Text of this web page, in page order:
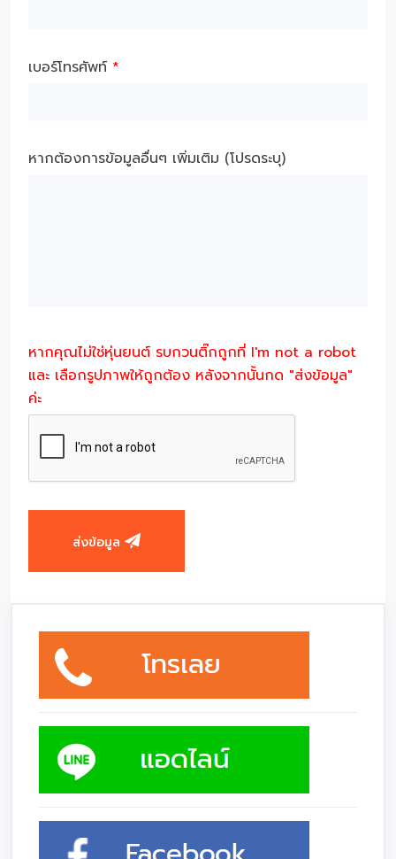
เบอร์โทรศัพท์ *
หากต้องการข้อมูลอื่นๆ เพิ่มเติม (โปรดระบุ)
หากคุณไม่ใช่หุ่นยนต์ รบกวนติ๊กถูกที่ I'm not a robot
และ เลือกรูปภาพให้ถูกต้อง หลังจากนั้นกด "ส่งข้อมูล"
ค่ะ
ส่งข้อมูล